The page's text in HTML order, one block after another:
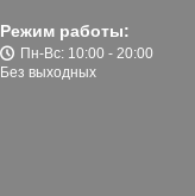
Режим работы:
Пн-Вс: 10:00 - 20:00
Без выходных